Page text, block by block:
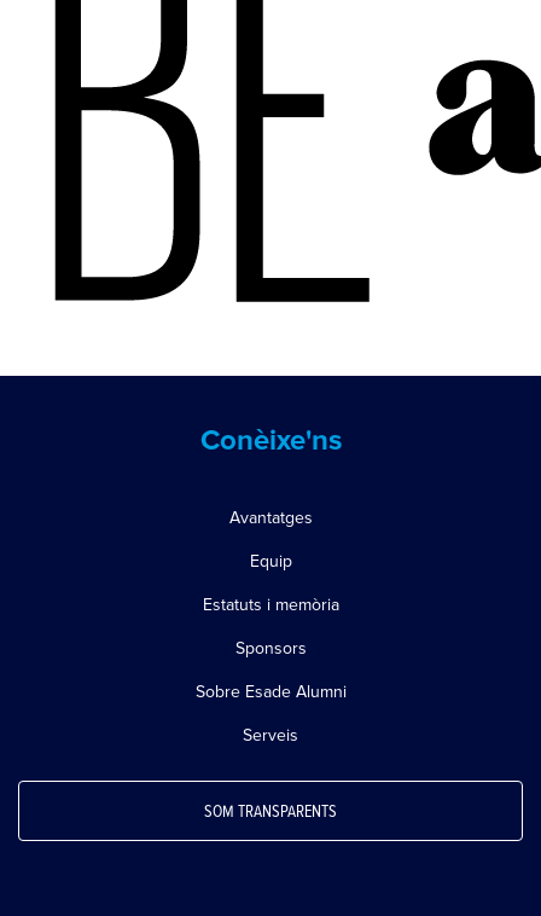
Conèixe'ns
Avantatges
Equip
Estatuts i memòria
Sponsors
Sobre Esade Alumni
Serveis
SOM TRANSPARENTS